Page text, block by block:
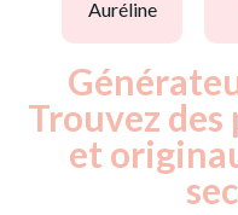
auréline
Trouvez
et